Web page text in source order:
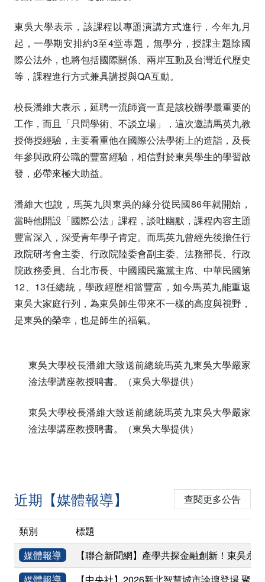
東吳大學表示，該課程以專題演講方式進行，今年九月
起，一學期安排約3至4堂專題，無學分，授課主題除國
際公法外，也將包括國際關係、兩岸互動及台灣近代歷史
等，課程進行方式兼具講授與QA互動。
校長潘維大表示，延聘一流師資一直是該校辦學最重要的
工作，而且「只問學術、不談立場」，這次邀請馬英九教
授傳授經驗，主要看重他在國際公法學術上的造詣，及長
年參與政府公職的豐富經驗，相信對於東吳學生的學習啟
發，必帶來極大助益。
潘維大也說，馬英九與東吳的緣分從民國86年就開始，
當時他開設「國際公法」課程，談吐幽默，課程內容主題
豐富深入，深受青年學子肯定。而馬英九曾經先後擔任行
政院研考會主委、行政院陸委會副主委、法務部長、行政
院政務委員、台北市長、中國國民黨黨主席、中華民國第
12、13任總統，學政經歷相當豐富，如今馬英九能重返
東吳大家庭行列，為東吳師生帶來不一樣的高度與視野，
是東吳的榮幸，也是師生的福氣。
東吳大學校長潘維大致送前總統馬英九東吳大學嚴家
淦法學講座教授聘書。（東吳大學提供）
東吳大學校長潘維大致送前總統馬英九東吳大學嚴家
淦法學講座教授聘書。（東吳大學提供）
近期【媒體報導】 查閱更多公告
類別
標題
媒體報導
【聯合新聞網】產學共探金融創新！東吳